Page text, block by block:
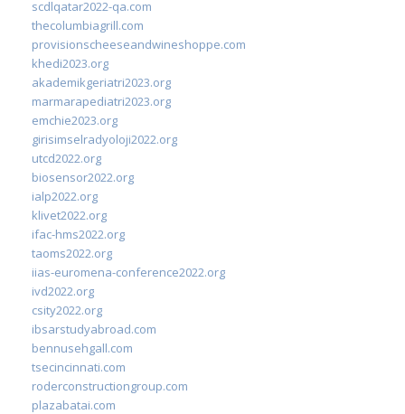
scdlqatar2022-qa.com
thecolumbiagrill.com
provisionscheeseandwineshoppe.com
khedi2023.org
akademikgeriatri2023.org
marmarapediatri2023.org
emchie2023.org
girisimselradyoloji2022.org
utcd2022.org
biosensor2022.org
ialp2022.org
klivet2022.org
ifac-hms2022.org
taoms2022.org
iias-euromena-conference2022.org
ivd2022.org
csity2022.org
ibsarstudyabroad.com
bennusehgall.com
tsecincinnati.com
roderconstructiongroup.com
plazabatai.com